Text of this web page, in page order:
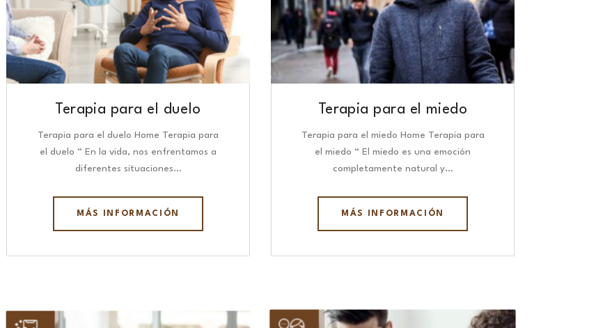
Terapia para el duelo
Terapia para el duelo Home Terapia para
el duelo “ En la vida, nos enfrentamos a
diferentes situaciones…
MÁS INFORMACIÓN
Terapia para el miedo
Terapia para el miedo Home Terapia para
el miedo “ El miedo es una emoción
completamente natural y…
MÁS INFORMACIÓN